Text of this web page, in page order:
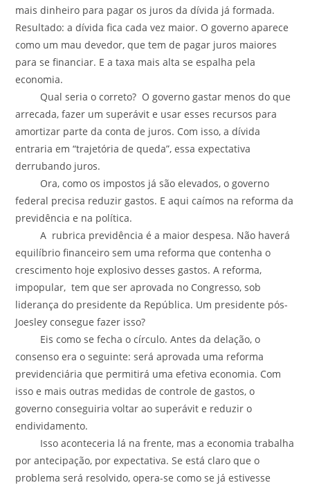
mais dinheiro para pagar os juros da dívida já formada.
Resultado: a dívida fica cada vez maior. O governo aparece
como um mau devedor, que tem de pagar juros maiores
para se financiar. E a taxa mais alta se espalha pela
economia.
Qual seria o correto? O governo gastar menos do que
arrecada, fazer um superávit e usar esses recursos para
amortizar parte da conta de juros. Com isso, a dívida
entraria em “trajetória de queda”, essa expectativa
derrubando juros.
Ora, como os impostos já são elevados, o governo
federal precisa reduzir gastos. E aqui caímos na reforma da
previdência e na política.
A rubrica previdência é a maior despesa. Não haverá
equilíbrio financeiro sem uma reforma que contenha o
crescimento hoje explosivo desses gastos. A reforma,
impopular, tem que ser aprovada no Congresso, sob
liderança do presidente da República. Um presidente pós-
Joesley consegue fazer isso?
Eis como se fecha o círculo. Antes da delação, o
consenso era o seguinte: será aprovada uma reforma
previdenciária que permitirá uma efetiva economia. Com
isso e mais outras medidas de controle de gastos, o
governo conseguiria voltar ao superávit e reduzir o
endividamento.
Isso aconteceria lá na frente, mas a economia trabalha
por antecipação, por expectativa. Se está claro que o
problema será resolvido, opera-se como se já estivesse